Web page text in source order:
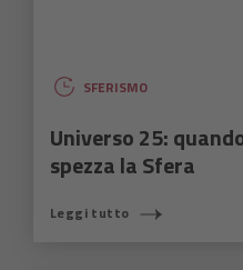
SFERISMO
Universo 25:
spezza la Sfera
Leggi tutto